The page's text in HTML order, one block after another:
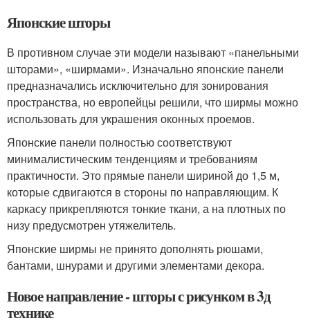
Японские шторы
В противном случае эти модели называют «панельными
шторами», «ширмами». Изначально японские панели
предназначались исключительно для зонирования
пространства, но европейцы решили, что ширмы можно
использовать для украшения оконных проемов.
Японские панели полностью соответствуют
минималистическим тенденциям и требованиям
практичности. Это прямые панели шириной до 1,5 м,
которые сдвигаются в стороны по направляющим. К
каркасу прикрепляются тонкие ткани, а на плотных по
низу предусмотрен утяжелитель.
Японские ширмы не принято дополнять рюшами,
бантами, шнурами и другими элементами декора.
Новое направление - шторы с рисунком в 3д
технике